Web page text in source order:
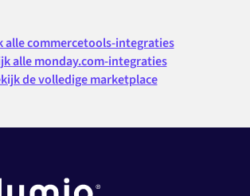
alle commercetools-integraties
alle monday.com-integraties
de volledige marketplace